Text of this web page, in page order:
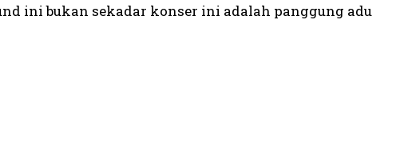
ini bukan sekadar konser ini adalah panggung adu